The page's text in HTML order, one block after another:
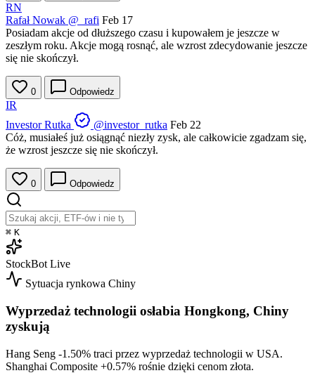
RN
Rafał Nowak @_rafi Feb 17
Posiadam akcje od dłuższego czasu i kupowałem je jeszcze w
zeszłym roku. Akcje mogą rosnąć, ale wzrost zdecydowanie jeszcze
się nie skończył.
0 Odpowiedz
IR
Investor Rutka
@investor_rutka Feb 22
Cóż, musiałeś już osiągnąć niezły zysk, ale całkowicie zgadzam się,
że wzrost jeszcze się nie skończył.
0 Odpowiedz
⌘ K
StockBot Live
Sytuacja rynkowa Chiny
Wyprzedaż technologii osłabia Hongkong, Chiny
zyskują
Hang Seng -1.50% traci przez wyprzedaż technologii w USA.
Shanghai Composite +0.57% rośnie dzięki cenom złota.